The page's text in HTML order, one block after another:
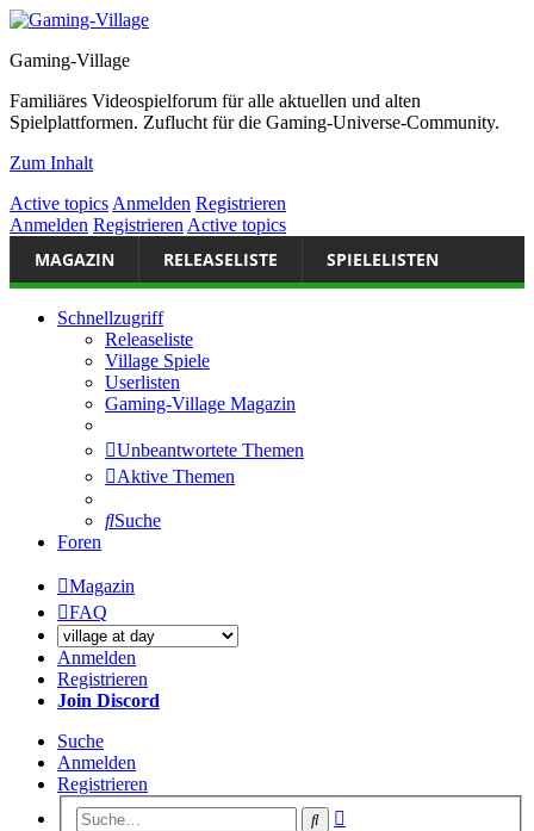
Gaming-Village
Familiäres Videospielforum für alle aktuellen und alten
Spielplattformen. Zuflucht für die Gaming-Universe-Community.
Zum Inhalt
Active topics Anmelden Registrieren
Anmelden Registrieren Active topics
MAGAZIN RELEASELISTE SPIELELISTEN
Schnellzugriff
Releaseliste
Village Spiele
Userlisten
Gaming-Village Magazin
Unbeantwortete Themen
Aktive Themen
Suche
Foren
Magazin
FAQ
Anmelden
Registrieren
Join Discord
Suche
Anmelden
Registrieren
Suche